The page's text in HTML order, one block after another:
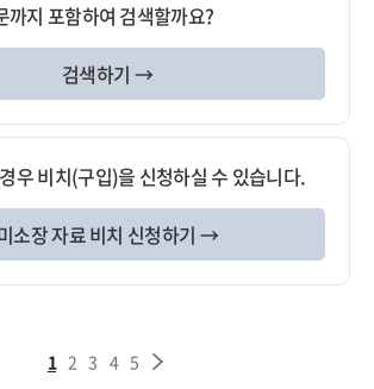
까지 포함하여 검색할까요?
검색하기 →
우 비치(구입)을 신청하실 수 있습니다.
소장 자료 비치 신청하기 →
1 2 3 4 5